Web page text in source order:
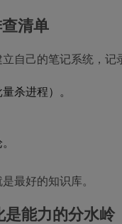
清单
自己的笔记系统，记
杀进程）。
最好的知识库。
能力的分水岭